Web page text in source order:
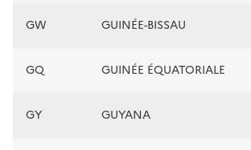
GW GUINÉE-BISSAU
GQ GUINÉE ÉQUATORIALE
GY GUYANA